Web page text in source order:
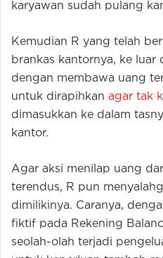
karyawan sudah pulang
Kemudian R yang telah
brankas kantornya, ke luar
dengan membawa uang
untuk dirapihkan agar tak
dimasukkan ke dalam
kantor.
Agar aksi menilap uang
terendus, R pun
dimilikinya. Caranya,
fiktif pada Rekening
seolah-olah terjadi